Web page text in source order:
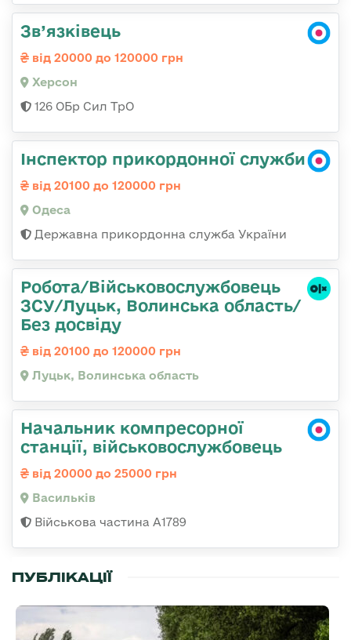
Зв’язківець
від 20000 до 120000 грн
Херсон
126 ОБр Сил ТрО
Інспектор прикордонної служби
від 20100 до 120000 грн
Одеса
Державна прикордонна служба України
Робота/Військовослужбовець
ЗСУ/Луцьк, Волинська область/
Без досвіду
від 20100 до 120000 грн
Луцьк, Волинська область
Начальник компресорної
станції, військовослужбовець
від 20000 до 25000 грн
Васильків
Військова частина А1789
ПУБЛІКАЦІЇ